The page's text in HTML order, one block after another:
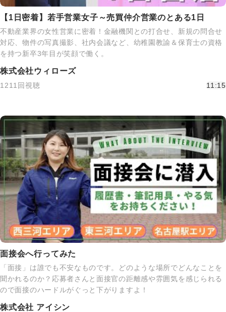
【1日密着】若手営業女子～売買仲介営業のとある1日
不動産業界の女性営業に密着！金融機関との打合せ、新規の問合せ
対応、物件の写真撮影、社内会議など、幼稚園教諭＆保育士の資格
を持つ新卒3年目が笑顔で働く。
株式会社ウィローズ
1211回視聴 11:15
面接会へ行ってみた
「面接」は誰でも不安なものです。どのような場所でどんなことを
聞かれるのか？応募者さんと面接官の距離感や雰囲気を感じられる
ので面接のハードルがぐっと下がりますよ！
株式会社 アイシン